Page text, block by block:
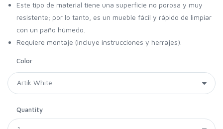
Este tipo de material tiene una superficie no porosa y muy
resistente; por lo tanto, es un mueble fácil y rápido de limpiar
con un paño húmedo.
Requiere montaje (incluye instrucciones y herrajes).
Color
Quantity